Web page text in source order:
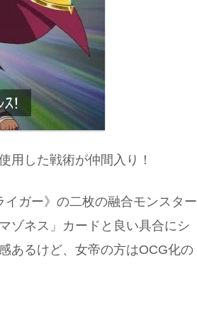
用した戦術が仲間入り！
イガー》の二枚の融合モンスター
ゾネス」カードと良い具合にシ
あるけど、女帝の方はOCG化の